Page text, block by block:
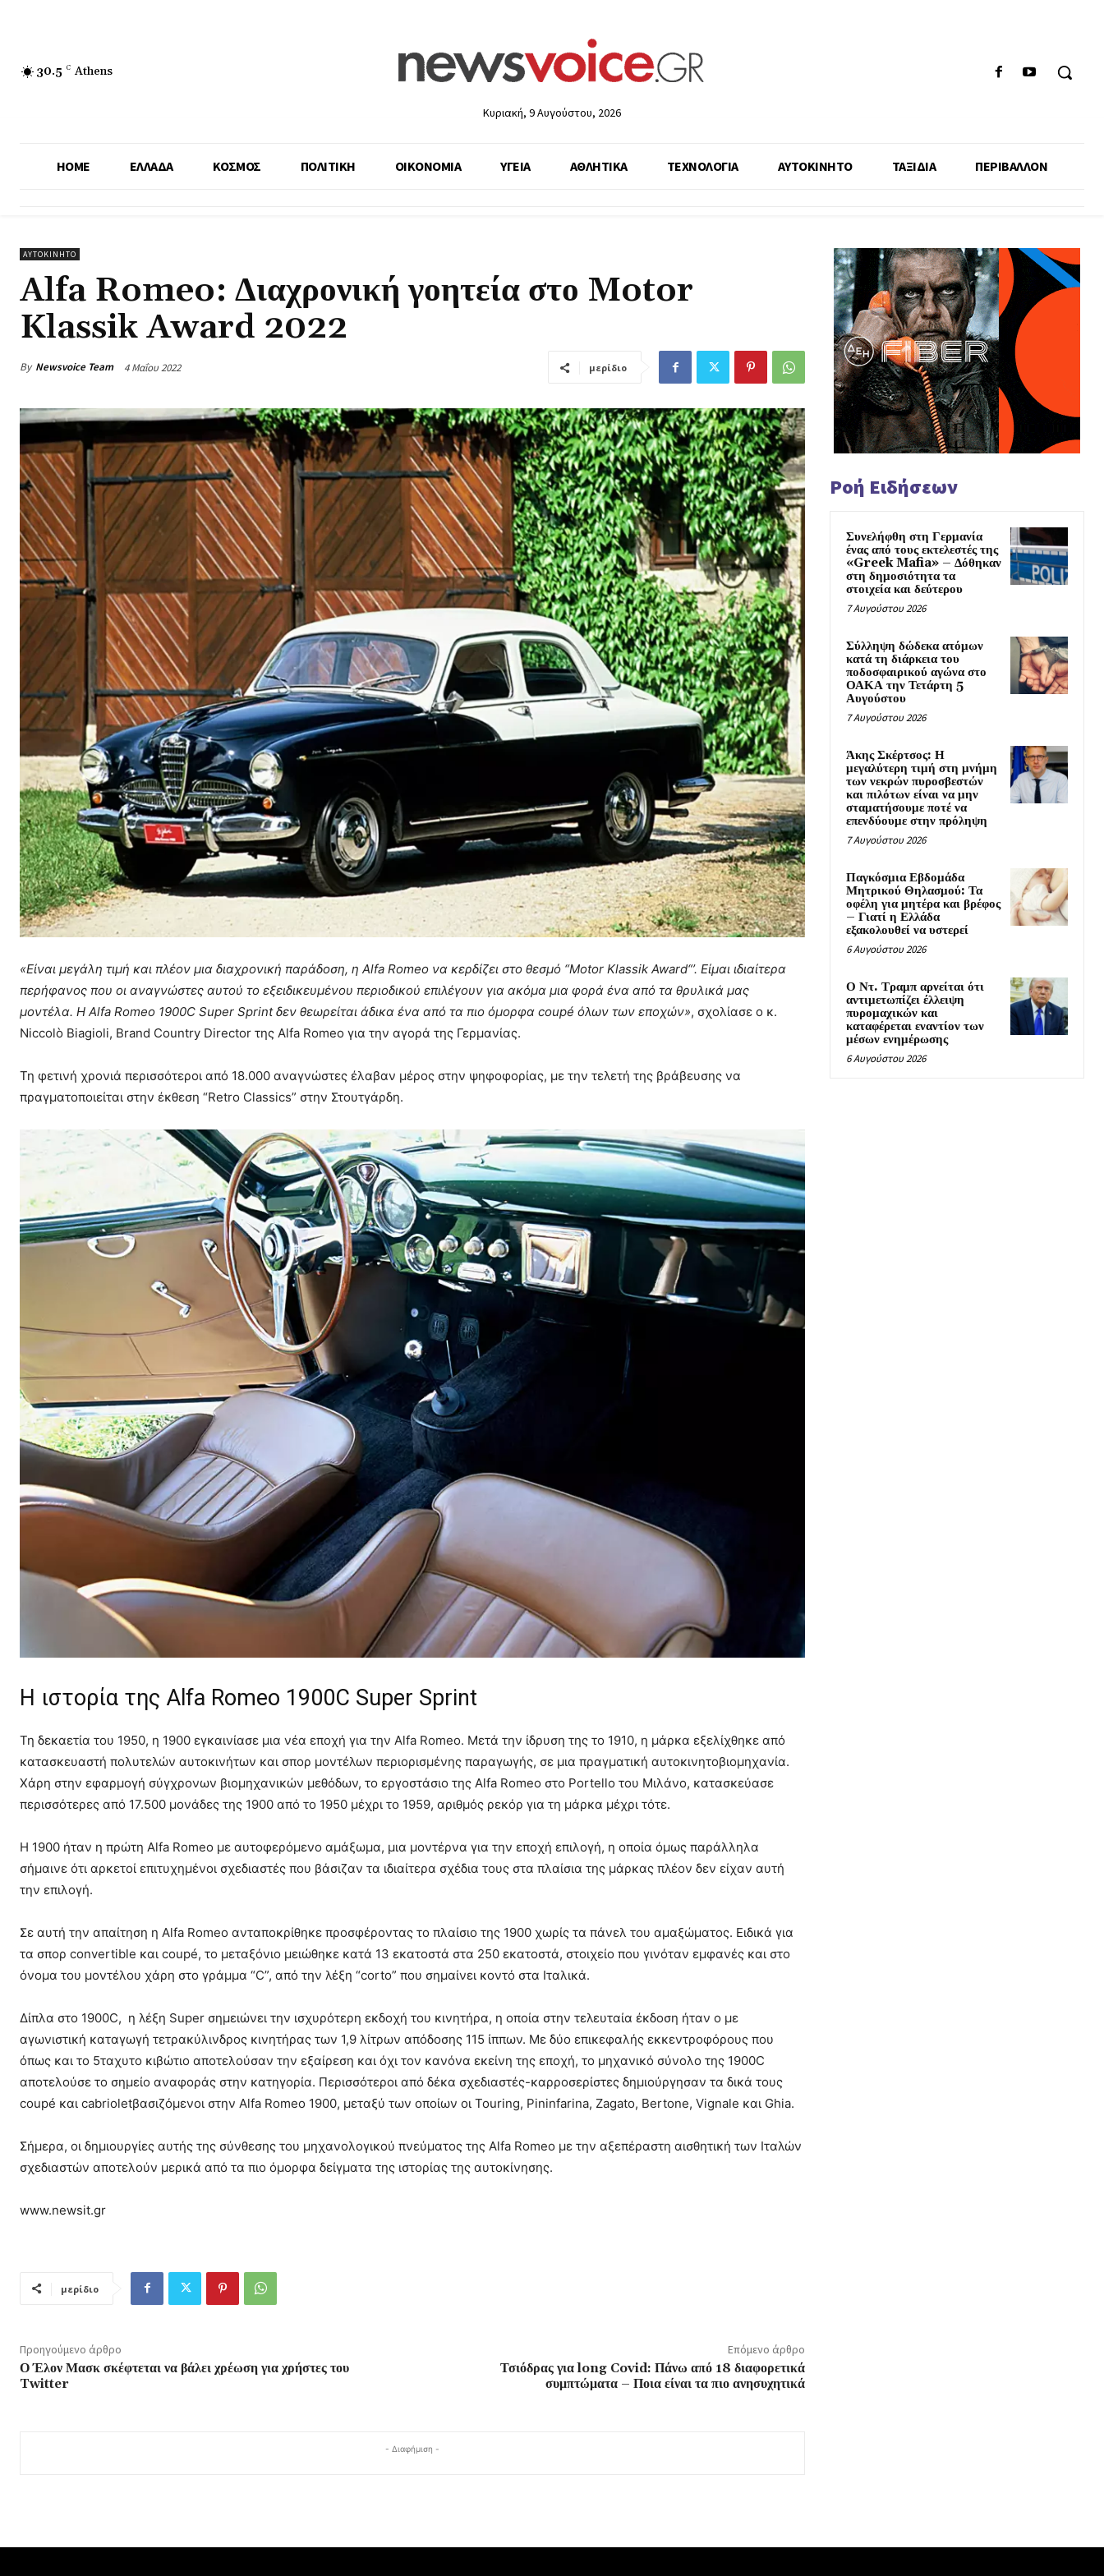
30.5 C Athens
Κυριακή, 9 Αυγούστου, 2026
HOME ΕΛΛΑΔΑ ΚΟΣΜΟΣ ΠΟΛΙΤΙΚΗ ΟΙΚΟΝΟΜΙΑ ΥΓΕΙΑ ΑΘΛΗΤΙΚΑ ΤΕΧΝΟΛΟΓΙΑ ΑΥΤΟΚΙΝΗΤΟ ΤΑΞΙΔΙΑ ΠΕΡΙΒΑΛΛΟΝ
ΑΥΤΟΚΙΝΗΤΟ
Alfa Romeo: Διαχρονική γοητεία στο Motor
Klassik Award 2022
By Newsvoice Team 4 Μαΐου 2022 μερίδιο
«Είναι μεγάλη τιμή και πλέον μια διαχρονική παράδοση, η Alfa Romeo να κερδίζει στο θεσμό “Motor Klassik Award“’. Είμαι ιδιαίτερα
περήφανος που οι αναγνώστες αυτού το εξειδικευμένου περιοδικού επιλέγουν για ακόμα μια φορά ένα από τα θρυλικά μας
μοντέλα. Η Alfa Romeo 1900C Super Sprintδεν θεωρείται άδικα ένα από τα πιο όμορφα coupé όλων των εποχών», σχολίασε ο κ.
Niccolò Biagioli, Brand Country Director της Alfa Romeo για την αγορά της Γερμανίας.
Τη φετινή χρονιά περισσότεροι από 18.000 αναγνώστες έλαβαν μέρος στην ψηφοφορίας, με την τελετή της βράβευσης να
πραγματοποιείται στην έκθεση “Retro Classics” στην Στουτγάρδη.
Η ιστορία της Alfa Romeo 1900C Super Sprint
Τη δεκαετία του 1950, η 1900 εγκαινίασε μια νέα εποχή για την Alfa Romeo. Μετά την ίδρυση της το 1910, η μάρκα εξελίχθηκε από
κατασκευαστή πολυτελών αυτοκινήτων και σπορ μοντέλων περιορισμένης παραγωγής, σε μια πραγματική αυτοκινητοβιομηχανία.
Χάρη στην εφαρμογή σύγχρονων βιομηχανικών μεθόδων, το εργοστάσιο της Alfa Romeo στο Portello του Μιλάνο, κατασκεύασε
περισσότερες από 17.500 μονάδες της 1900 από το 1950 μέχρι το 1959, αριθμός ρεκόρ για τη μάρκα μέχρι τότε.
Η 1900 ήταν η πρώτη Alfa Romeo με αυτοφερόμενο αμάξωμα, μια μοντέρνα για την εποχή επιλογή, η οποία όμως παράλληλα
σήμαινε ότι αρκετοί επιτυχημένοι σχεδιαστές που βάσιζαν τα ιδιαίτερα σχέδια τους στα πλαίσια της μάρκας πλέον δεν είχαν αυτή
την επιλογή.
Σε αυτή την απαίτηση η Alfa Romeo ανταποκρίθηκε προσφέροντας το πλαίσιο της 1900 χωρίς τα πάνελ του αμαξώματος. Ειδικά για
τα σπορ convertible και coupé, το μεταξόνιο μειώθηκε κατά 13 εκατοστά στα 250 εκατοστά, στοιχείο που γινόταν εμφανές και στο
όνομα του μοντέλου χάρη στο γράμμα “C”, από την λέξη “corto” που σημαίνει κοντό στα Ιταλικά.
Δίπλα στο 1900C, η λέξη Super σημειώνει την ισχυρότερη εκδοχή του κινητήρα, η οποία στην τελευταία έκδοση ήταν ο με
αγωνιστική καταγωγή τετρακύλινδρος κινητήρας των 1,9 λίτρων απόδοσης 115 ίππων. Με δύο επικεφαλής εκκεντροφόρους που
όπως και το 5ταχυτο κιβώτιο αποτελούσαν την εξαίρεση και όχι τον κανόνα εκείνη της εποχή, το μηχανικό σύνολο της 1900C
αποτελούσε το σημείο αναφοράς στην κατηγορία. Περισσότεροι από δέκα σχεδιαστές-καρροσερίστες δημιούργησαν τα δικά τους
coupé και cabrioletβασιζόμενοι στην Alfa Romeo 1900, μεταξύ των οποίων οι Touring, Pininfarina, Zagato, Bertone, Vignale και Ghia.
Σήμερα, οι δημιουργίες αυτής της σύνθεσης του μηχανολογικού πνεύματος της Alfa Romeo με την αξεπέραστη αισθητική των Ιταλών
σχεδιαστών αποτελούν μερικά από τα πιο όμορφα δείγματα της ιστορίας της αυτοκίνησης.
www.newsit.gr
μερίδιο
Προηγούμενο άρθρο
Ο Έλον Μασκ σκέφτεται να βάλει χρέωση για χρήστες του
Twitter
Επόμενο άρθρο
Τσιόδρας για long Covid: Πάνω από 18 διαφορετικά
συμπτώματα – Ποια είναι τα πιο ανησυχητικά
- Διαφήμιση -
Ροή Ειδήσεων
Συνελήφθη στη Γερμανία
ένας από τους εκτελεστές της
«Greek Mafia» – Δόθηκαν
στη δημοσιότητα τα
στοιχεία και δεύτερου
7 Αυγούστου 2026
Σύλληψη δώδεκα ατόμων
κατά τη διάρκεια του
ποδοσφαιρικού αγώνα στο
ΟΑΚΑ την Τετάρτη 5
Αυγούστου
7 Αυγούστου 2026
Άκης Σκέρτσος: Η
μεγαλύτερη τιμή στη μνήμη
των νεκρών πυροσβεστών
και πιλότων είναι να μην
σταματήσουμε ποτέ να
επενδύουμε στην πρόληψη
7 Αυγούστου 2026
Παγκόσμια Εβδομάδα
Μητρικού Θηλασμού: Τα
οφέλη για μητέρα και βρέφος
– Γιατί η Ελλάδα
εξακολουθεί να υστερεί
6 Αυγούστου 2026
Ο Ντ. Τραμπ αρνείται ότι
αντιμετωπίζει έλλειψη
πυρομαχικών και
καταφέρεται εναντίον των
μέσων ενημέρωσης
6 Αυγούστου 2026